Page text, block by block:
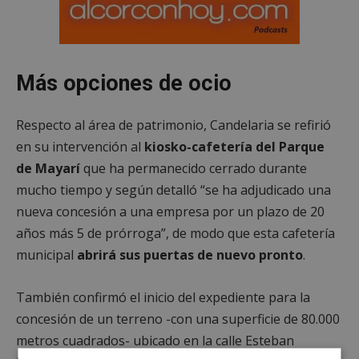
Más opciones de ocio
Respecto al área de patrimonio, Candelaria se refirió
en su intervención al kiosko-cafetería del Parque
de Mayaríque ha permanecido cerrado durante
mucho tiempo y según detalló “se ha adjudicado una
nueva concesión a una empresa por un plazo de 20
años más 5 de prórroga”, de modo que esta cafetería
municipal abrirá sus puertas de nuevo pronto.
También confirmó el inicio del expediente para la
concesión de un terreno -con una superficie de 80.000
metros cuadrados- ubicado en la calle Esteban